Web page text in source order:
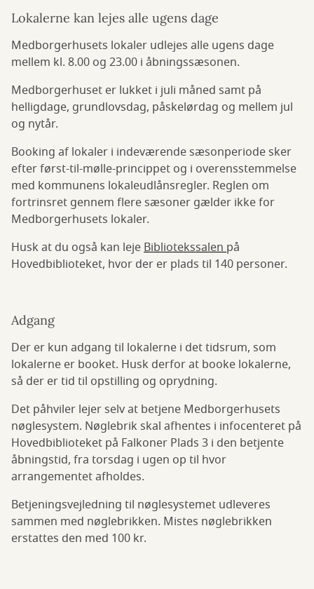
Lokalerne kan lejes alle ugens dage
Medborgerhusets lokaler udlejes alle ugens dage
mellem kl. 8.00 og 23.00 i åbningssæsonen.
Medborgerhuset er lukket i juli måned samt på
helligdage, grundlovsdag, påskelørdag og mellem jul
og nytår.
Booking af lokaler i indeværende sæsonperiode sker
efter først-til-mølle-princippet og i overensstemmelse
med kommunens lokaleudlånsregler. Reglen om
fortrinsret gennem flere sæsoner gælder ikke for
Medborgerhusets lokaler.
Husk at du også kan lejeBibliotekssalenpå
Hovedbiblioteket, hvor der er plads til 140 personer.
Adgang
Der er kun adgang til lokalerne i det tidsrum, som
lokalerne er booket. Husk derfor at booke lokalerne,
så der er tid til opstilling og oprydning.
Det påhviler lejer selv at betjene Medborgerhusets
nøglesystem. Nøglebrik skal afhentes i infocenteret på
Hovedbiblioteket på Falkoner Plads 3 i den betjente
åbningstid, fra torsdag i ugen op til hvor
arrangementet afholdes.
Betjeningsvejledning til nøglesystemet udleveres
sammen med nøglebrikken. Mistes nøglebrikken
erstattes den med 100 kr.